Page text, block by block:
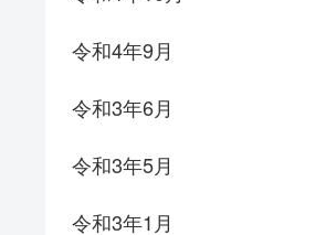
令和4年9月
令和3年6月
令和3年5月
令和3年1月